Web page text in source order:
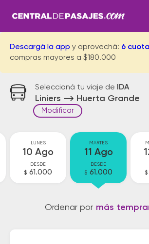
Descargá la app y aprovechá: 6
compras mayores a $180.000
Seleccioná tu viaje de IDA
Liniers Huerta Grande
Modificar
LUNES
10 Ago
DESDE
$ 61.000
MARTES
11 Ago
DESDE
$ 61.000 $
Ordenar por más